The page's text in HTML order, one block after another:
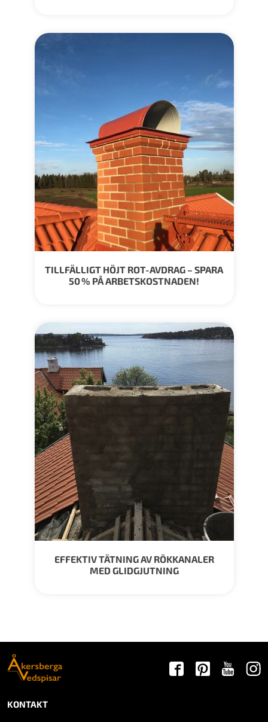
TILLFÄLLIGT HÖJT ROT-AVDRAG – SPARA
50 % PÅ ARBETSKOSTNADEN!
EFFEKTIV TÄTNING AV RÖKKANALER
MED GLIDGJUTNING
KONTAKT